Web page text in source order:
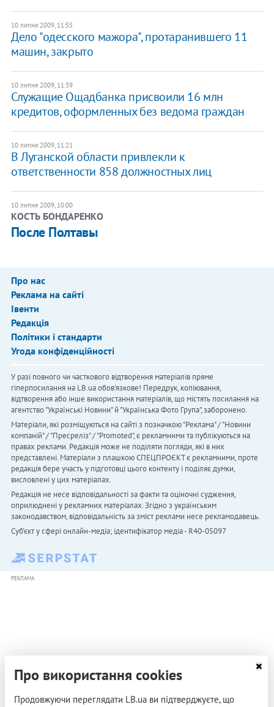
10 липня 2009, 11:55
Дело "одесского мажора", протаранившего 11
машин, закрыто
10 липня 2009, 11:39
Служащие Ощадбанка присвоили 16 млн
кредитов, оформленных без ведома граждан
10 липня 2009, 11:21
В Луганской области привлекли к
ответственности 858 должностных лиц
10 липня 2009, 10:00
КОСТЬ БОНДАРЕНКО
После Полтавы
Про нас
Реклама на сайті
Івенти
Редакція
Політики і стандарти
Угода конфіденційності
У разі повного чи часткового відтворення матеріалів пряме
гіперпосилання на LB.ua обов'язкове! Передрук, копіювання,
відтворення або інше використання матеріалів, що містять посилання на
агентство "Українськi Новини" й "Українська Фото Група", заборонено.
Матеріали, які розміщуються на сайті з позначкою "Реклама" / "Новини
компаній" / "Пресреліз" / "Promoted", є рекламними та публікуються на
правах реклами. Редакція може не поділяти погляди, які в них
представлені. Матеріали з плашкою СПЕЦПРОЄКТ є рекламними, проте
редакція бере участь у підготовці цього контенту і поділяє думки,
висловлені у цих матеріалах.
Редакція не несе відповідальності за факти та оціночні судження,
оприлюднені у рекламних матеріалах. Згідно з українським
законодавством, відповідальність за зміст реклами несе рекламодавець.
Cуб'єкт у сфері онлайн-медіа; ідентифікатор медіа - R40-05097
РЕКЛАМА
Про використання cookies
Продовжуючи переглядати LB.ua ви підтверджуєте, що